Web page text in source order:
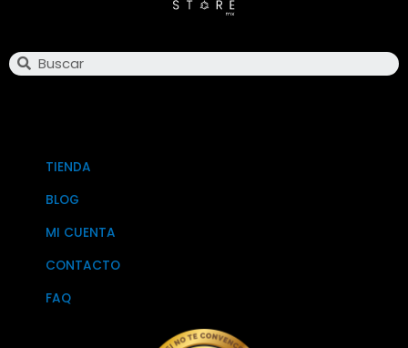
TIENDA
BLOG
MI CUENTA
CONTACTO
FAQ